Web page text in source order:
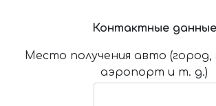
Контактные данные
Место получения авто (город,
аэропорт и т. д.)